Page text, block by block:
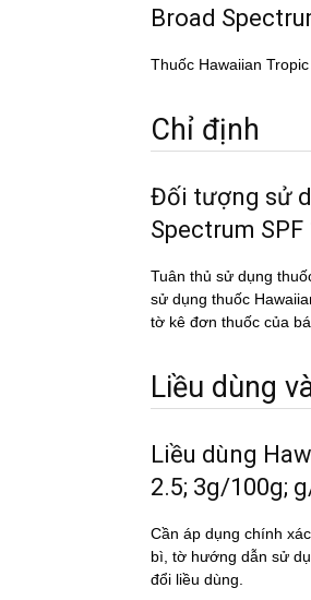
Broad
Thuốc Hawaiian
Chỉ định
Đối tượng sử
Spectrum
Tuân thủ sử dụng
sử dụng thuốc
tờ kê đơn thuốc của
Liều dùng
Liều dùng
2.5; 3g/100g;
Cần áp dụng chính
bì, tờ hướng dẫn sử
đổi liều dùng.